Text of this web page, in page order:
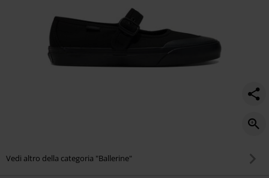
Vedi altro della categoria "Ballerine"